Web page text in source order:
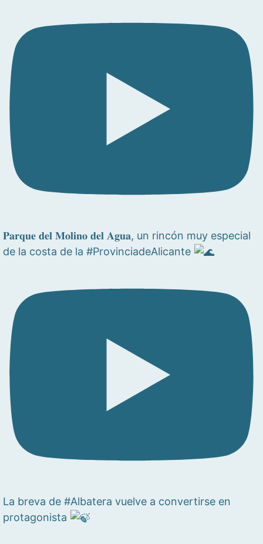
𝐏𝐚𝐫𝐪𝐮𝐞 𝐝𝐞𝐥 𝐌𝐨𝐥𝐢𝐧𝐨 𝐝𝐞𝐥 𝐀𝐠𝐮𝐚, un rincón muy especial
de la costa de la #ProvinciadeAlicante
La breva de #Albatera vuelve a convertirse en
protagonista